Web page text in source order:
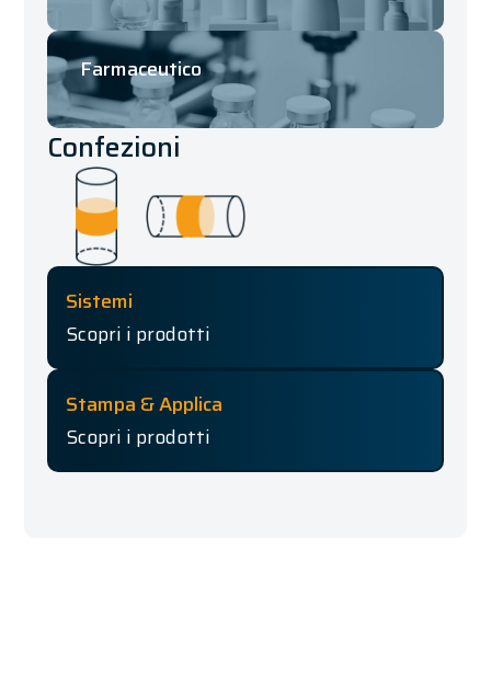
Farmaceutico
Confezioni
Sistemi
Scopri i prodotti
Stampa & Applica
Scopri i prodotti